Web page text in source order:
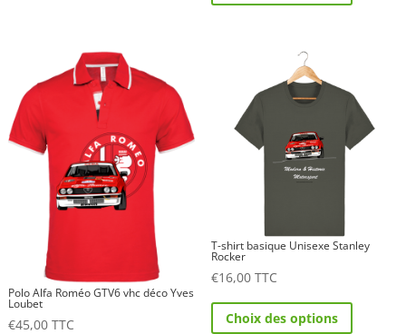
peuvent
choisies
sur
la
page
du
produit
Les
options
peuvent
page
produit
Polo Alfa Roméo GTV6 vhc déco Yves
Loubet
€45,00 TTC
T-shirt basique Unisexe Stanley
Rocker
€16,00 TTC
Choix des options
Ce